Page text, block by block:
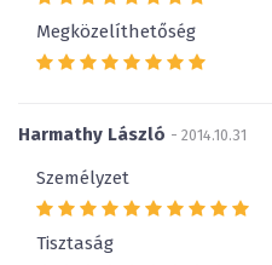
Megközelíthetőség
Harmathy László - 2014.10.31
Személyzet
Tisztaság